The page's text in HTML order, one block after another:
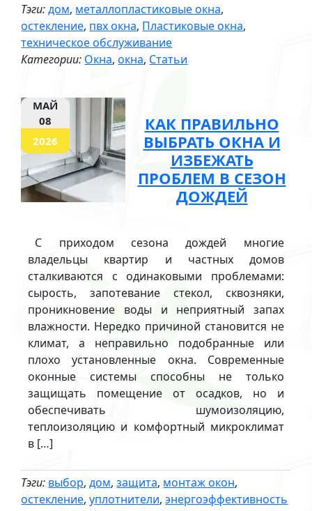
Тэги: дом, металлопластиковые окна,
остекление, пвх окна, Пластиковые окна,
техническое обслуживание
Категории: Окна,окна, Статьи
МАЙ
08
2026
КАК ПРАВИЛЬНО
ВЫБРАТЬ ОКНА И
ИЗБЕЖАТЬ
ПРОБЛЕМ В СЕЗОН
ДОЖДЕЙ
С приходом сезона дождей многие
владельцы квартир и частных домов
сталкиваются с одинаковыми проблемами:
сырость, запотевание стекол, сквозняки,
проникновение воды и неприятный запах
влажности. Нередко причиной становится не
климат, а неправильно подобранные или
плохо установленные окна. Современные
оконные системы способны не только
защищать помещение от осадков, но и
обеспечивать шумоизоляцию,
теплоизоляцию и комфортный микроклимат
в […]
Тэги: выбор,дом,защита, монтаж окон,
остекление,уплотнители,энергоэффективность